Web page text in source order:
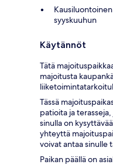
syyskuuhun
Käytännöt
Tätä
majoitusta
Tässä
patioita ja
sinulla on
yhteyttä
voivat antaa sinulle
Paikan päällä on